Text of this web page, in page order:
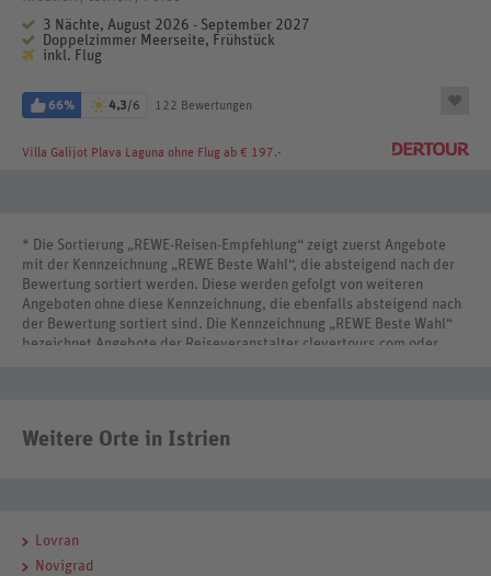
3 Nächte, August 2026 - September 2027
Doppelzimmer Meerseite, Frühstück
inkl. Flug
66% 4,3/6 122 Bewertungen
Villa Galijot Plava Laguna ohne Flug ab € 197.-
* Die Sortierung „REWE-Reisen-Empfehlung“ zeigt zuerst Angebote
mit der Kennzeichnung „REWE Beste Wahl“, die absteigend nach der
Bewertung sortiert werden. Diese werden gefolgt von weiteren
Angeboten ohne diese Kennzeichnung, die ebenfalls absteigend nach
der Bewertung sortiert sind. Die Kennzeichnung „REWE Beste Wahl“
bezeichnet Angebote der Reiseveranstalter clevertours.com oder
Weitere Orte in Istrien
Lovran
Novigrad